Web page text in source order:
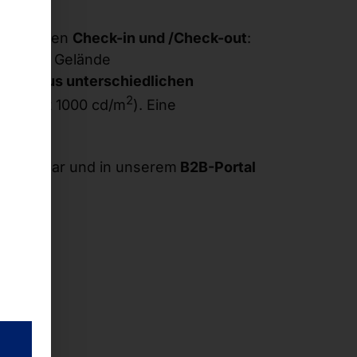
reinen Check-in und /Check-out:
zum Gelände
aus unterschiedlichen
1000 cd/m2). Eine
und in unserem B2B-Portal